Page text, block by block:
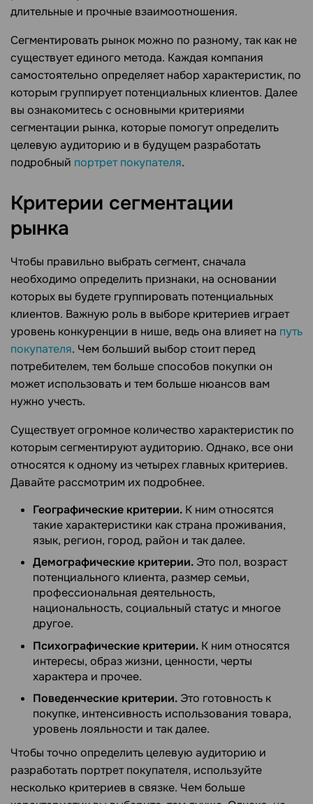
длительные и прочные взаимоотношения.
Сегментировать рынок можно по разному, так как не
существует единого метода. Каждая компания
самостоятельно определяет набор характеристик, по
которым группирует потенциальных клиентов. Далее
вы ознакомитесь с основными критериями
сегментации рынка, которые помогут определить
целевую аудиторию и в будущем разработать
подробный портрет покупателя.
Критерии сегментации
рынка
Чтобы правильно выбрать сегмент, сначала
необходимо определить признаки, на основании
которых вы будете группировать потенциальных
клиентов. Важную роль в выборе критериев играет
уровень конкуренции в нише, ведь она влияет на путь
покупателя. Чем больший выбор стоит перед
потребителем, тем больше способов покупки он
может использовать и тем больше нюансов вам
нужно учесть.
Существует огромное количество характеристик по
которым сегментируют аудиторию. Однако, все они
относятся к одному из четырех главных критериев.
Давайте рассмотрим их подробнее.
Географические критерии. К ним относятся
такие характеристики как страна проживания,
язык, регион, город, район и так далее.
Демографические критерии. Это пол, возраст
потенциального клиента, размер семьи,
профессиональная деятельность,
национальность, социальный статус и многое
другое.
Психографические критерии. К ним относятся
интересы, образ жизни, ценности, черты
характера и прочее.
Поведенческие критерии. Это готовность к
покупке, интенсивность использования товара,
уровень лояльности и так далее.
Чтобы точно определить целевую аудиторию и
разработать портрет покупателя, используйте
несколько критериев в связке. Чем больше